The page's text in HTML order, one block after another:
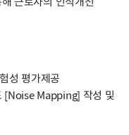
성 평가제공
[Noise Mapping] 작성 및